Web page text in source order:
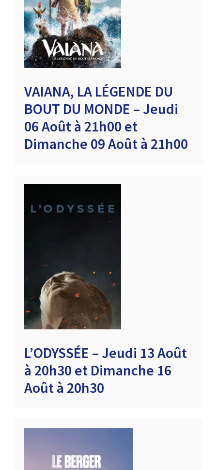
VAIANA, LA LÉGENDE DU
BOUT DU MONDE – Jeudi
06 Août à 21h00 et
Dimanche 09 Août à 21h00
L’ODYSSÉE – Jeudi 13 Août
à 20h30 et Dimanche 16
Août à 20h30